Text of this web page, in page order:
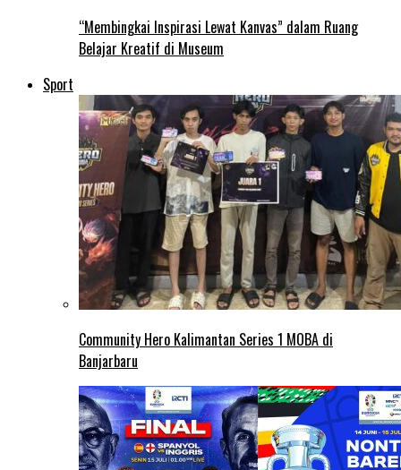
“Membingkai Inspirasi Lewat Kanvas” dalam Ruang
Belajar Kreatif di Museum
Sport
Community Hero Kalimantan Series 1 MOBA di
Banjarbaru